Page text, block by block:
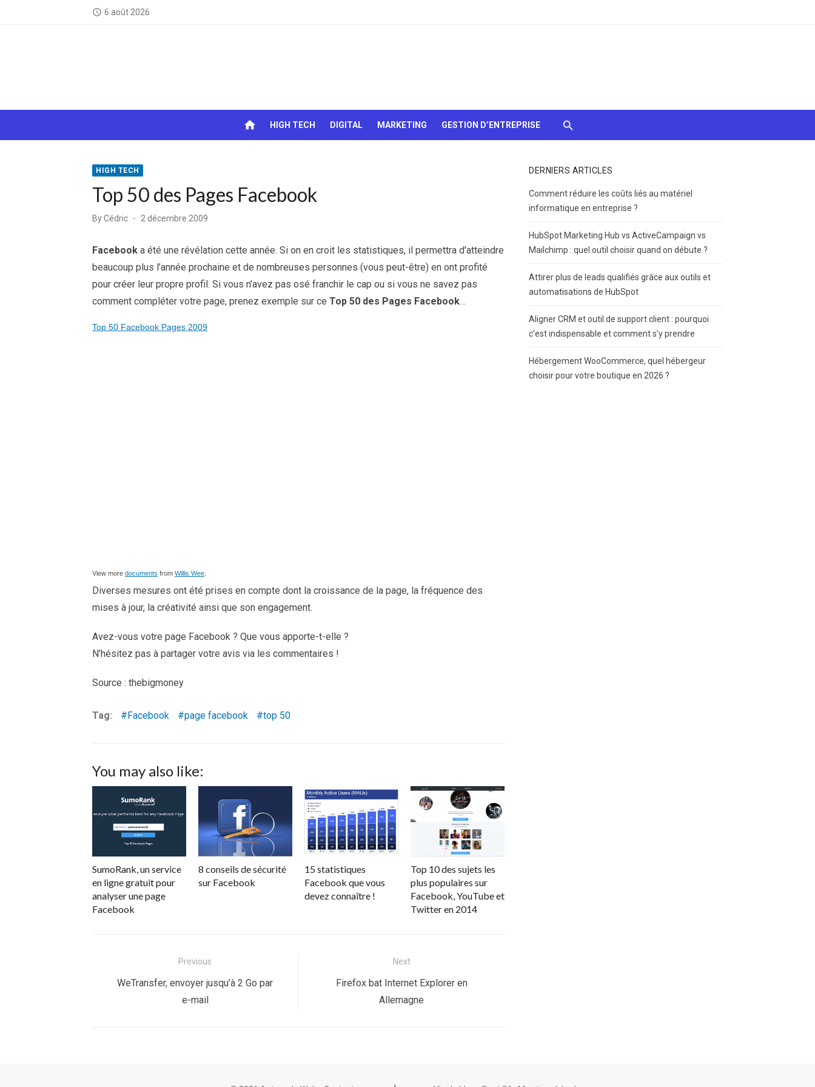
access_time 6 août 2026
chocolats…
home HIGH TECH DIGITAL MARKETING GESTION D’ENTREPRISE
HIGH TECH
Top 50 des Pages Facebook
ByCédric
Posted
2 décembre 2009
Facebook a été une révélation cette année. Si on en croit les statistiques, il permettra d’atteindre
beaucoup plus l’année prochaine et de nombreuses personnes (vous peut-être) en ont profité
pour créer leur propre profil. Si vous n’avez pas osé franchir le cap ou si vous ne savez pas
comment compléter votre page, prenez exemple sur ce Top 50 des Pages Facebook…
Top 50 Facebook Pages 2009
View more documents from Willis Wee
Diverses mesures ont été prises en compte dont la croissance de la page, la fréquence des
mises à jour, la créativité ainsi que son engagement.
Avez-vous votre page Facebook ? Que vous apporte-t-elle ?
N’hésitez pas à partager votre avis via les commentaires !
Source : thebigmoney
Tag: Facebook page facebook top 50
You may also like:
SumoRank, un service
en ligne gratuit pour
analyser une page
Facebook
8 conseils de sécurité
sur Facebook
15 statistiques
Facebook que vous
devez connaître !
Top 10 des sujets les
plus populaires sur
Facebook, YouTube et
Twitter en 2014
Previous
Previous
WeTransfer, envoyer jusqu’à 2 Go par
e-mail
Next
NextFirefox bat Internet Explorer en
Allemagne
DERNIERS ARTICLES
Comment réduire les coûts liés au matériel
informatique en entreprise ?
HubSpot Marketing Hub vs ActiveCampaign vs
Mailchimp : quel outil choisir quand on débute ?
Attirer plus de leads qualifiés grâce aux outils et
automatisations de HubSpot
Aligner CRM et outil de support client : pourquoi
c’est indispensable et comment s’y prendre
Hébergement WooCommerce, quel hébergeur
choisir pour votre boutique en 2026 ?